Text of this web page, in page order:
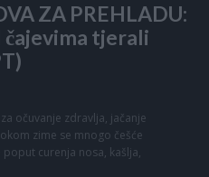
ZA PREHLADU:
čajevima tjerali
očuvanje zdravlja, jačanje
zime se mnogo češće
curenja nosa, kašlja,